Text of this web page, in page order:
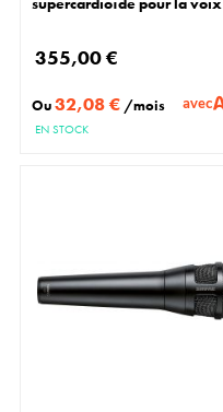
355,00 €
Ou32,08 € /mois avec
EN STOCK